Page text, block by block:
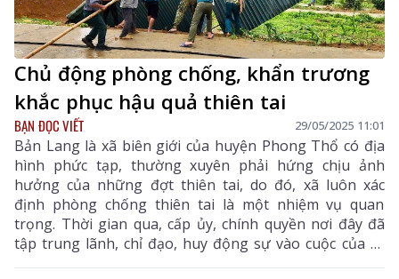
Chủ động phòng chống, khẩn trương
khắc phục hậu quả thiên tai
BẠN ĐỌC VIẾT 29/05/2025 11:01
Bản Lang là xã biên giới của huyện Phong Thổ có địa
hình phức tạp, thường xuyên phải hứng chịu ảnh
hưởng của những đợt thiên tai, do đó, xã luôn xác
định phòng chống thiên tai là một nhiệm vụ quan
trọng. Thời gian qua, cấp ủy, chính quyền nơi đây đã
tập trung lãnh, chỉ đạo, huy động sự vào cuộc của cả
hệ thống chính trị trong ứng phó, khắc phục nhằm